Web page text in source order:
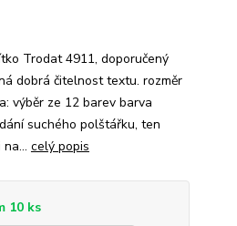
Trodat 4911, doporučený
dobrá čitelnost textu. rozměr
výběr ze 12 barev barva
suchého polštářku, ten
celý popis
10 ks